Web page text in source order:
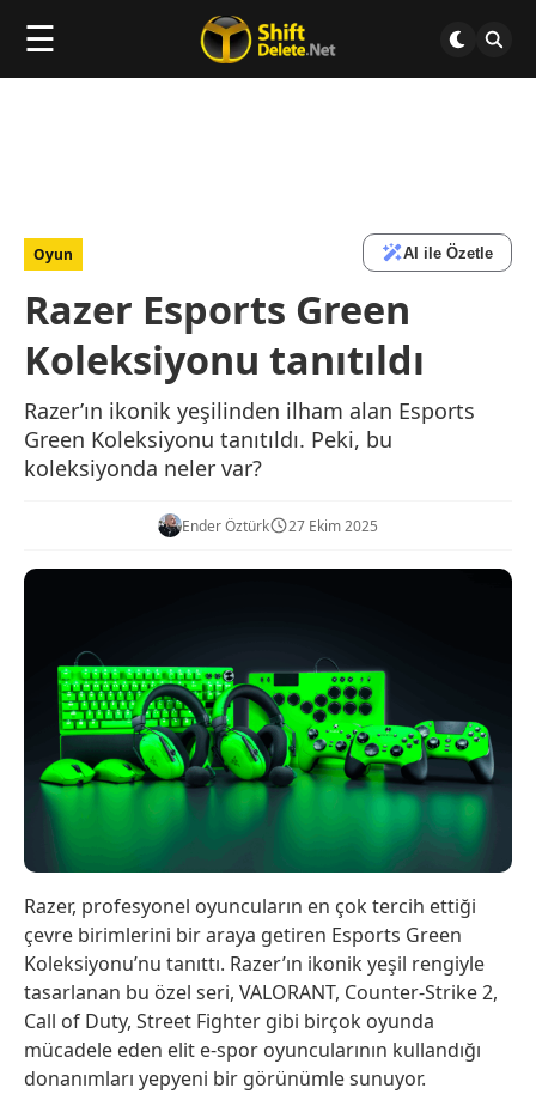
☰
Oyun AI ile Özetle
Razer Esports Green
Koleksiyonu tanıtıldı
Razer’ın ikonik yeşilinden ilham alan Esports
Green Koleksiyonu tanıtıldı. Peki, bu
koleksiyonda neler var?
Ender Öztürk 27 Ekim 2025
Razer, profesyonel oyuncuların en çok tercih ettiği
çevre birimlerini bir araya getiren Esports Green
Koleksiyonu’nu tanıttı. Razer’ın ikonik yeşil rengiyle
tasarlanan bu özel seri, VALORANT, Counter-Strike 2,
Call of Duty, Street Fighter gibi birçok oyunda
mücadele eden elit e-spor oyuncularının kullandığı
donanımları yepyeni bir görünümle sunuyor.